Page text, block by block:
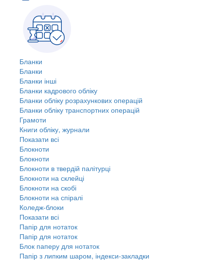
Бланки
Бланки
Бланки інші
Бланки кадрового обліку
Бланки обліку розрахункових операцій
Бланки обліку транспортних операцій
Грамоти
Книги обліку, журнали
Показати всі
Блокноти
Блокноти
Блокноти в твердій палітурці
Блокноти на склейці
Блокноти на скобі
Блокноти на спіралі
Коледж-блоки
Показати всі
Папір для нотаток
Папір для нотаток
Блок паперу для нотаток
Папір з липким шаром, індекси-закладки